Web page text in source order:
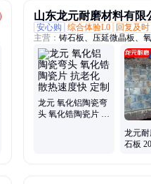
山东龙元耐磨材料有限
安心购
综合体验L0 回复及时
主营： 铸石板、压延微晶板、
瓷衬板、氧化铝陶瓷球、氧化
瓷复合板、耐磨陶瓷板、超高
道、微晶铸石板、碳化硅管、
龙元 氧化铝陶瓷弯
头 氧化锆陶瓷片 抗
龙元
石板